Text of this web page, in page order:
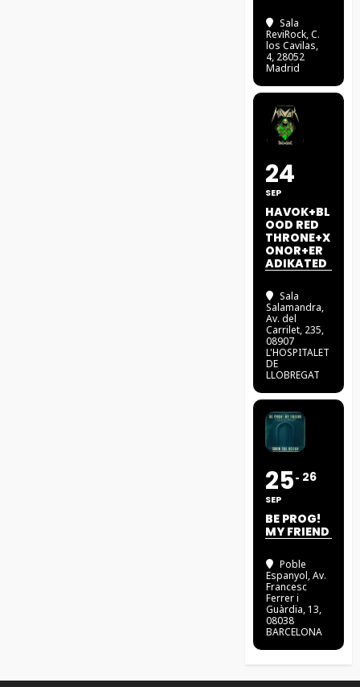
Sala
ReviRock, C.
los Cavilas,
4, 28052
Madrid
24
SEP
HAVOK+BL
OOD RED
THRONE+X
ONOR+ER
ADIKATED
Sala
Salamandra,
Av. del
Carrilet, 235,
08907
L'HOSPITALET
DE
LLOBREGAT
25
SEP
26
BE PROG!
MY FRIEND
Poble
Espanyol, Av.
Francesc
Ferrer i
Guàrdia, 13,
08038
BARCELONA